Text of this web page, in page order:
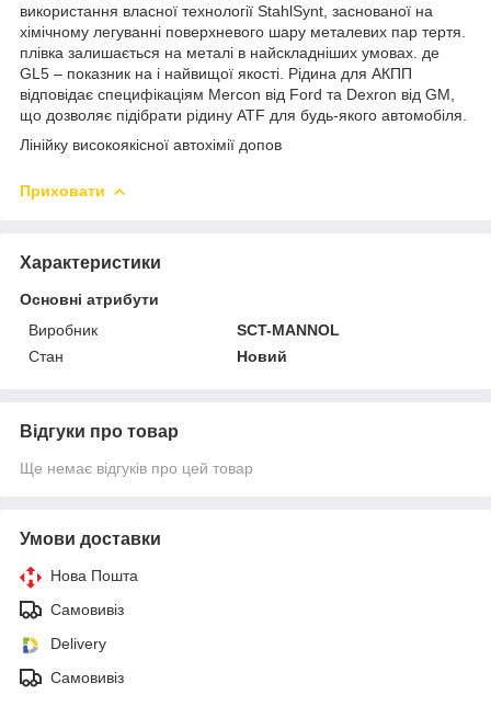
використання власної технології StahlSynt, заснованої на
хімічному легуванні поверхневого шару металевих пар тертя.
плівка залишається на металі в найскладніших умовах. де
GL5 – показник на і найвищої якості. Рідина для АКПП
відповідає специфікаціям Mercon від Ford та Dexron від GM,
що дозволяє підібрати рідину ATF для будь-якого автомобіля.
Лінійку високоякісної автохімії допов
Приховати
Характеристики
Основні атрибути
Виробник
SCT-MANNOL
Стан
Новий
Відгуки про товар
Ще немає відгуків про цей товар
Умови доставки
Нова Пошта
Самовивіз
Delivery
Самовивіз